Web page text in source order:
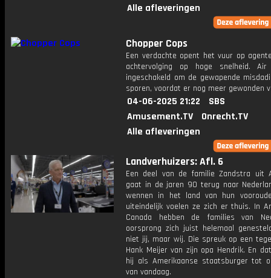
Alle afleveringen
Chopper Cops
Een verdachte opent het vuur op
achtervolging op hoge snelheid.
ingeschakeld om de gewapende
sporen, voordat er nog meer gewonden
04-06-2025 21:22
SBS
Amusement.TV
Onrecht.TV
Alle afleveringen
Landverhuizers: Afl. 6
Een deel van de familie Zandstra uit
gaat in de jaren 90 terug naar
wennen in het land van hun
uiteindelijk voelen ze zich er thuis. In
Canada hebben de families van
oorsprong zich juist helemaal
niet jij, maar wij. Die spreuk op een
Hank Meijer van zijn opa Hendrik. En
hij als Amerikaanse staatsburger tot
van vandaag.